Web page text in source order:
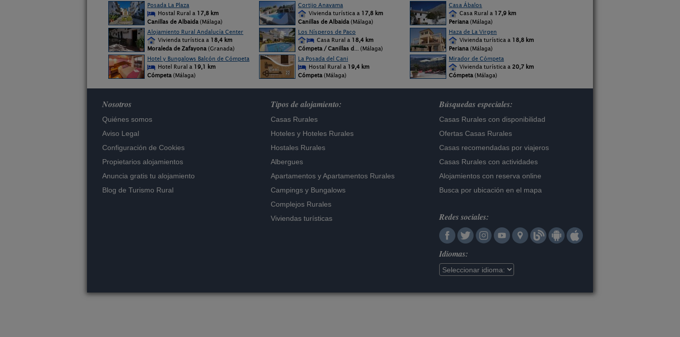
Posada La Plaza
Hostal Rural a 17,8 km
Canillas de Albaida (Málaga)
Cortijo Anavama
Vivienda turística a 17,8 km
Canillas de Albaida (Málaga)
Casa Ábalos
Casa Rural a 17,9 km
Periana (Málaga)
Alojamiento Rural Andalucía Center
Vivienda turística a 18,4 km
Moraleda de Zafayona (Granada)
Los Nísperos de Paco
Casa Rural a 18,4 km
Cómpeta / Canillas d ... (Málaga)
Haza de La Virgen
Vivienda turística a 18,8 km
Periana (Málaga)
Hotel y Bungalows Balcón de Cómpeta
Hotel Rural a 19,1 km
Cómpeta (Málaga)
La Posada del Cani
Hostal Rural a 19,4 km
Cómpeta (Málaga)
Mirador de Cómpeta
Vivienda turística a 20,7 km
Cómpeta (Málaga)
Nosotros
Quiénes somos
Aviso Legal
Configuración de Cookies
Propietarios alojamientos
Anuncia gratis tu alojamiento
Blog de Turismo Rural
Tipos de alojamiento:
Casas Rurales
Hoteles y Hoteles Rurales
Hostales Rurales
Albergues
Apartamentos yApartamentos Rurales
Campings y Bungalows
Complejos Rurales
Viviendas turísticas
Búsquedas especiales:
Casas Rurales con disponibilidad
Ofertas Casas Rurales
Casas recomendadas por viajeros
Casas Rurales con actividades
Alojamientos con reserva online
Busca por ubicación en el mapa
Redes sociales:
Idiomas: